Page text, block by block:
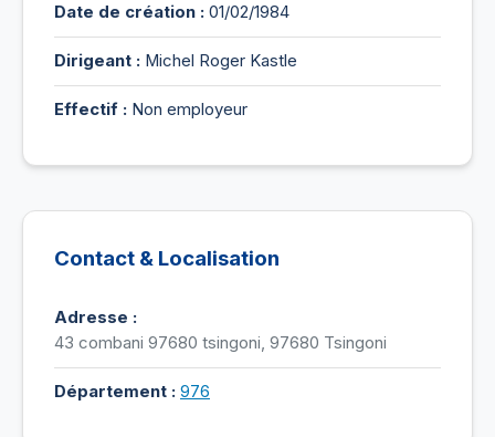
Date de création : 01/02/1984
Dirigeant : Michel Roger Kastle
Effectif : Non employeur
Contact & Localisation
Adresse :
43 combani 97680 tsingoni, 97680 Tsingoni
Département : 976